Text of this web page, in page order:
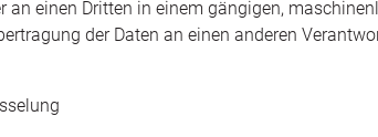
an einen Dritten in einem gängigen,
der Daten an einen anderen